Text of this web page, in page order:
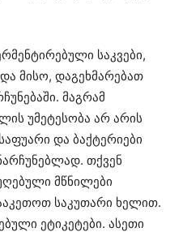
საკვები,
მისო, დაგეხმარებათ
მაგრამ
უმეტესობა არ არის
და ბაქტერიები
თქვენ
მწნილები
საკუთარი ხელით.
ეტიკეტები. ასეთი